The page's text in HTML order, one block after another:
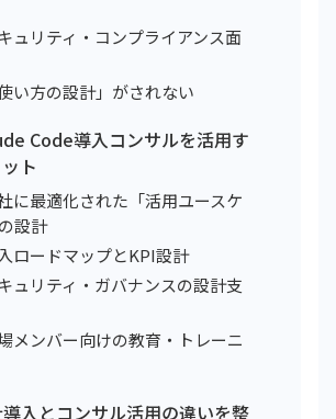
ュリティ・コンプライアンス面
い方の設計」がされない
Code導入コンサルを活用す
ト
に最適化された「活用ユースケ
設計
ロードマップとKPI設計
ュリティ・ガバナンスの設計支
メンバー向けの教育・トレーニ
入とコンサル活用の違いを整